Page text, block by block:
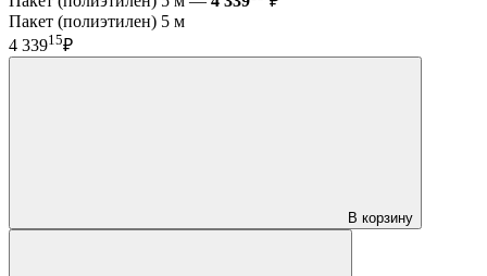
Пакет (полиэтилен) 5 м
4 33915₽
В корзину